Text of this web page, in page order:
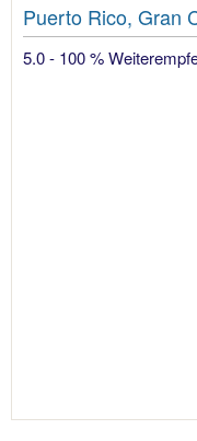
Puerto Rico, Gran
5.0 - 100 %